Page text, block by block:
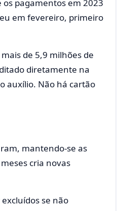
pagamentos em 2023
em fevereiro, primeiro
de 5,9 milhões de
diretamente na
auxílio. Não há cartão
mantendo-se as
cria novas
se não